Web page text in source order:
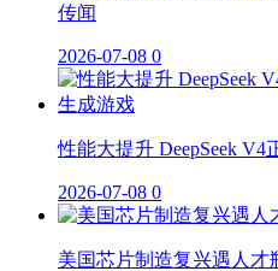
传闻
2026-07-08 0
性能大提升 DeepSeek V4
2026-07-08 0
美国芯片制造复兴遇人才